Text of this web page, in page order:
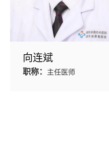
向连斌
职称： 主任医师